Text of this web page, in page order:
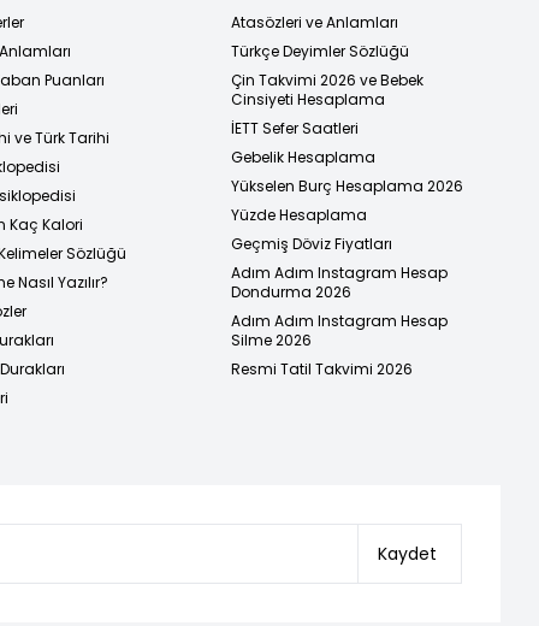
Puanları
ve Türk Tarihi
Kaç Kalori
Sözlüğü
Nasıl Yazılır?
Atasözleri ve Anlamları
Türkçe Deyimler Sözlüğü
Çin Takvimi 2026 ve Bebek
Cinsiyeti Hesaplama
İETT Sefer Saatleri
Gebelik Hesaplama
Yükselen Burç Hesaplama 2026
Yüzde Hesaplama
Geçmiş Döviz Fiyatları
Adım Adım Instagram Hesap
Dondurma 2026
Adım Adım Instagram Hesap
Silme 2026
Resmi Tatil Takvimi 2026
Kaydet